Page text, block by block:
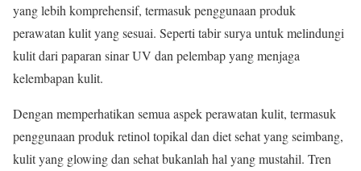
yang lebih komprehensif, termasuk penggunaan produk
perawatan kulit yang sesuai. Seperti tabir surya untuk melindungi
kulit dari paparan sinar UV dan pelembap yang menjaga
kelembapan kulit.
Dengan memperhatikan semua aspek perawatan kulit, termasuk
penggunaan produk retinol topikal dan diet sehat yang seimbang,
kulit yang glowing dan sehat bukanlah hal yang mustahil. Tren